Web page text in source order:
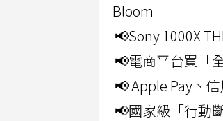
Bloom
📢Sony 1000X
📢電商平台買「
📢 Apple Pay、
📢國家級「行動